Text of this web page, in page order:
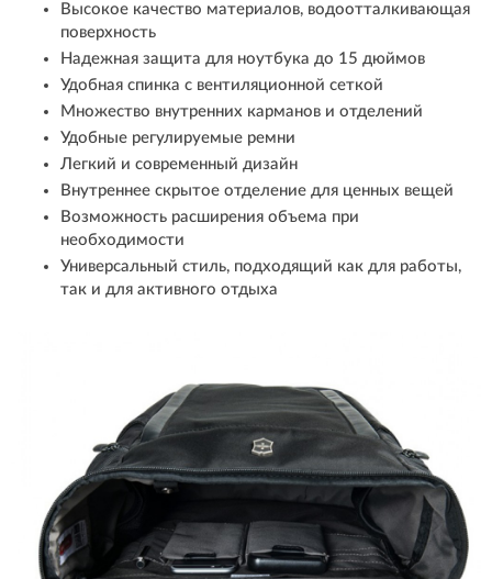
Высокое качество материалов, водоотталкивающая
поверхность
Надежная защита для ноутбука до 15 дюймов
Удобная спинка с вентиляционной сеткой
Множество внутренних карманов и отделений
Удобные регулируемые ремни
Легкий и современный дизайн
Внутреннее скрытое отделение для ценных вещей
Возможность расширения объема при
необходимости
Универсальный стиль, подходящий как для работы,
так и для активного отдыха